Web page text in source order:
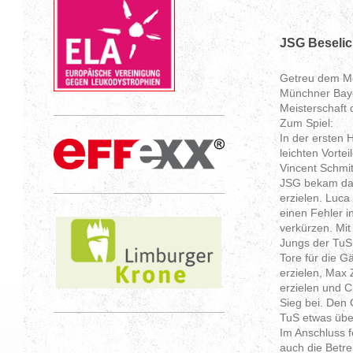
JSG
Getreu dem
Münchner
Meisterschaft
Zum Spiel:
In der ersten
leichten
Vincent
JSG bekam
erzielen.
einen Fehler
verkürzen.
Jungs der
Tore für die
erzielen, Max
erzielen und
Sieg bei. Den
TuS etwas
Im Anschluss
auch die